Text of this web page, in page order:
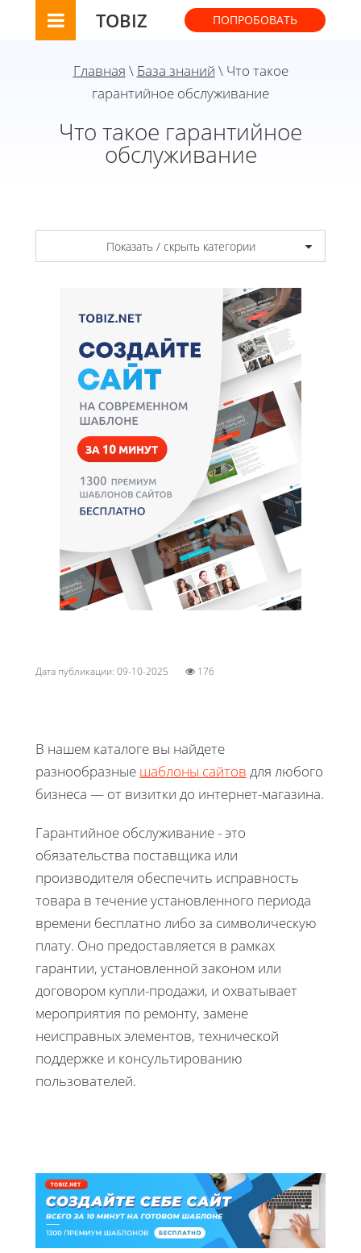
TOBIZ ПОПРОБОВАТЬ
Главная \ База знаний \ Что такое
гарантийное обслуживание
Что такое гарантийное
обслуживание
Показать / скрыть категории
Дата публикации: 09-10-2025 176
В нашем каталоге вы найдете
разнообразные шаблоны сайтов для любого
бизнеса — от визитки до интернет-магазина.
Гарантийное обслуживание - это
обязательства поставщика или
производителя обеспечить исправность
товара в течение установленного периода
времени бесплатно либо за символическую
плату. Оно предоставляется в рамках
гарантии, установленной законом или
договором купли-продажи, и охватывает
мероприятия по ремонту, замене
неисправных элементов, технической
поддержке и консультированию
пользователей.